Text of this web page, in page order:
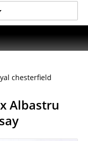
chesterfield
Albastru